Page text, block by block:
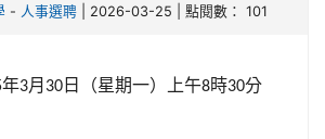
- 人事選聘| 2026-03-25 | 點閱數： 101
年3月 30 日（星期一）上午8時30分